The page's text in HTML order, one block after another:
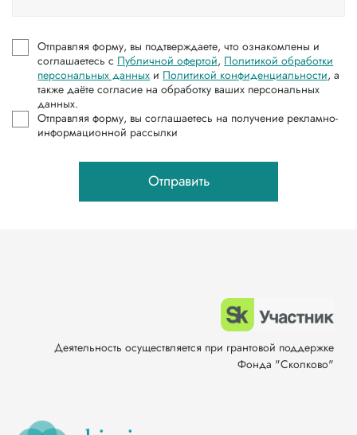
Отправляя форму, вы подтверждаете, что ознакомлены и
соглашаетесь с Публичной офертой, Политикой обработки
персональных данных и Политикой конфиденциальности, а
также даёте согласие на обработку ваших персональных
данных.
Отправляя форму, вы соглашаетесь на получение рекламно-
информационной рассылки
Отправить
Деятельность осуществляется при грантовой поддержке
Фонда "Сколково"